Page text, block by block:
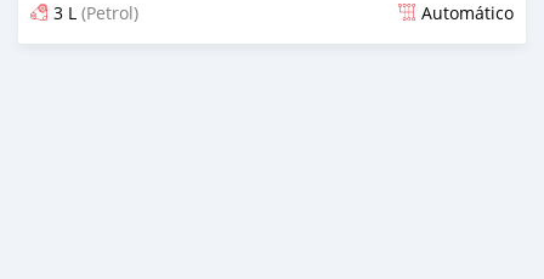
3 L (Petrol) Automático